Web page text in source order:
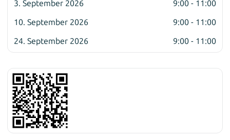
3. September 2026
9:00 - 11:00
10. September 2026
9:00 - 11:00
24. September 2026
9:00 - 11:00